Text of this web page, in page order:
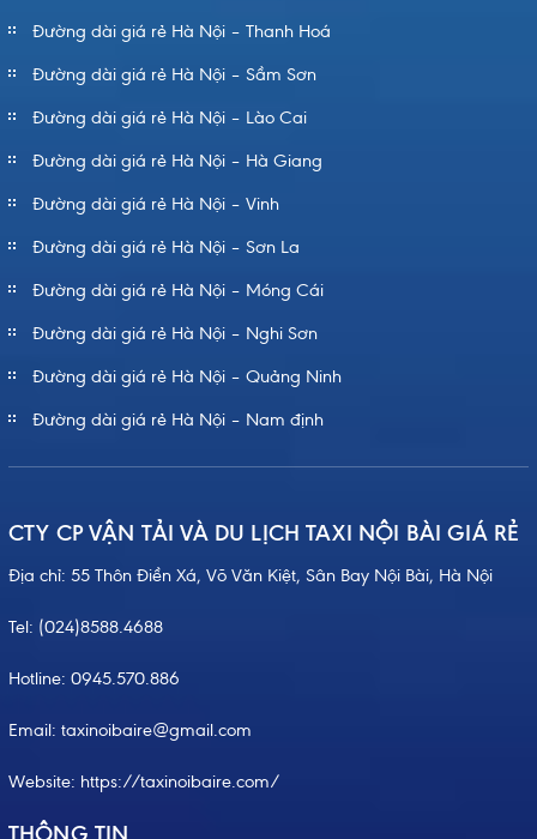
Đường dài giá rẻ Hà Nội – Thanh Hoá
Đường dài giá rẻ Hà Nội – Sầm Sơn
Đường dài giá rẻ Hà Nội – Lào Cai
Đường dài giá rẻ Hà Nội – Hà Giang
Đường dài giá rẻ Hà Nội – Vinh
Đường dài giá rẻ Hà Nội – Sơn La
Đường dài giá rẻ Hà Nội – Móng Cái
Đường dài giá rẻ Hà Nội – Nghi Sơn
Đường dài giá rẻ Hà Nội – Quảng Ninh
Đường dài giá rẻ Hà Nội – Nam định
CTY CP VẬN TẢI VÀ DU LỊCH TAXI NỘI BÀI GIÁ RẺ
Địa chỉ: 55 Thôn Điền Xá, Võ Văn Kiệt, Sân Bay Nội Bài, Hà Nội
Tel: (024)8588.4688
Hotline: 0945.570.886
Email: taxinoibaire@gmail.com
Website: https://taxinoibaire.com/
THÔNG TIN